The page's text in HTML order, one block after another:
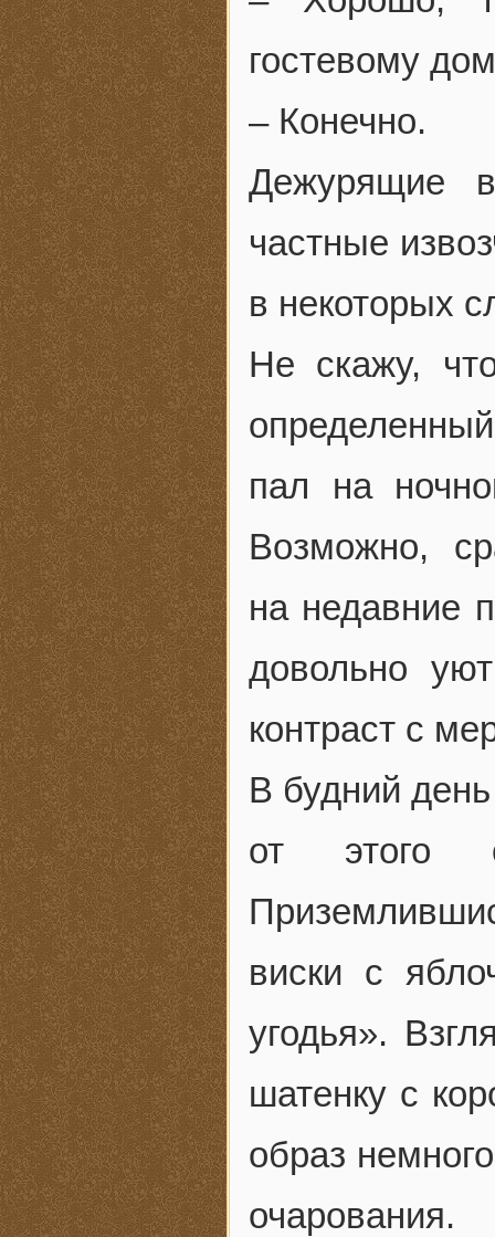
гостевому
– Конечно.
Дежурящие
частные
в некоторых
Не скажу,
пал на
Возможно,
на недавние
довольно
контраст с
В будний
от этого
виски с
угодья».
шатенку с
образ